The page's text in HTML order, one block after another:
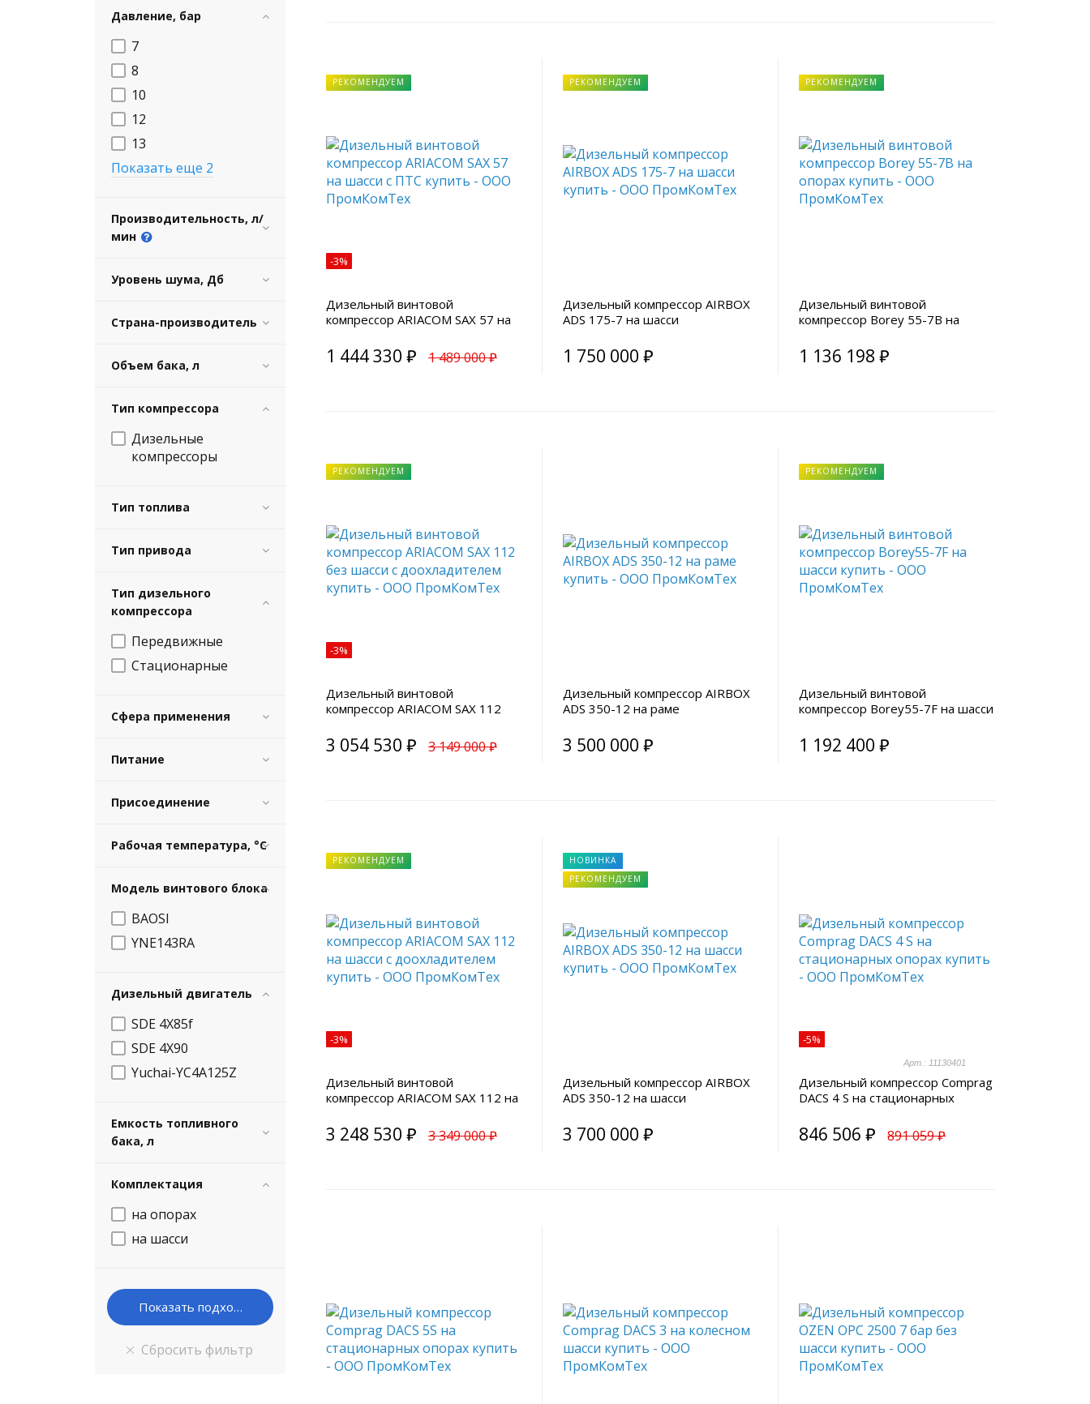
Давление, бар
7
8
10
12
13
Показать еще 2
Производительность, л/
мин
Уровень шума, Дб
Страна-производитель
Объем бака, л
Тип компрессора
Дизельные
компрессоры
Тип топлива
Тип привода
Тип дизельного
компрессора
Передвижные
Стационарные
Сфера применения
Питание
Присоединение
Рабочая температура, °C
Модель винтового блока
BAOSI
YNE143RA
Дизельный двигатель
SDE 4X85f
SDE 4X90
Yuchai-YC4A125Z
Емкость топливного
бака, л
Комплектация
на опорах
на шасси
РЕКОМЕНДУЕМ
-3%
Дизельный винтовой
компрессор ARIACOM SAX 57 на
1 444 330 ₽ 1 489 000 ₽
РЕКОМЕНДУЕМ
Дизельный компрессор AIRBOX
ADS 175-7 на шасси
1 750 000 ₽
РЕКОМЕНДУЕМ
Дизельный винтовой
компрессор Borey 55-7B на
1 136 198 ₽
РЕКОМЕНДУЕМ
-3%
Дизельный винтовой
компрессор ARIACOM SAX 112
3 054 530 ₽ 3 149 000 ₽
Дизельный компрессор AIRBOX
ADS 350-12 на раме
3 500 000 ₽
РЕКОМЕНДУЕМ
Дизельный винтовой
компрессор Borey55-7F на шасси
1 192 400 ₽
РЕКОМЕНДУЕМ
-3%
Дизельный винтовой
компрессор ARIACOM SAX 112 на
3 248 530 ₽ 3 349 000 ₽
НОВИНКА
РЕКОМЕНДУЕМ
Дизельный компрессор AIRBOX
ADS 350-12 на шасси
3 700 000 ₽
-5%
Арт.: 11130401
Дизельный компрессор Comprag
DACS 4 S на стационарных
846 506 ₽ 891 059 ₽